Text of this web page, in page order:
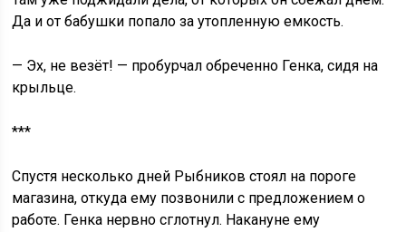
Да и от бабушки попало за утопленную емкость.
— Эх, не везёт! — пробурчал обреченно Генка, сидя на
крыльце.
***
Спустя несколько дней Рыбников стоял на пороге
магазина, откуда ему позвонили с предложением о
работе. Генка нервно сглотнул. Накануне ему